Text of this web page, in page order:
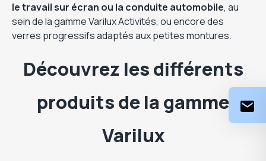
le travail sur écran ou la conduite automobile, au
sein de la gamme Varilux Activités, ou encore des
verres progressifs adaptés aux petites montures.
Découvrez les différents
produits de la gamme
Varilux